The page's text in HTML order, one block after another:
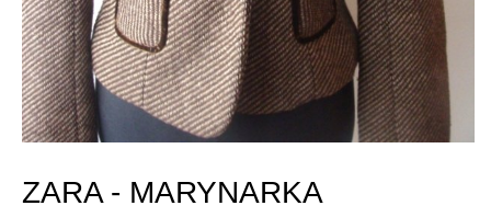
ZARA - MARYNARKA